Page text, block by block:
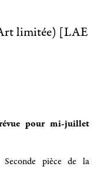
limitée) [LAE
pour mi-juillet
Seconde pièce de la